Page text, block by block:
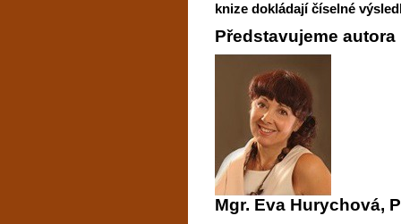
knize dokládají číselné
Představujeme autora
Mgr. Eva Hurychová,